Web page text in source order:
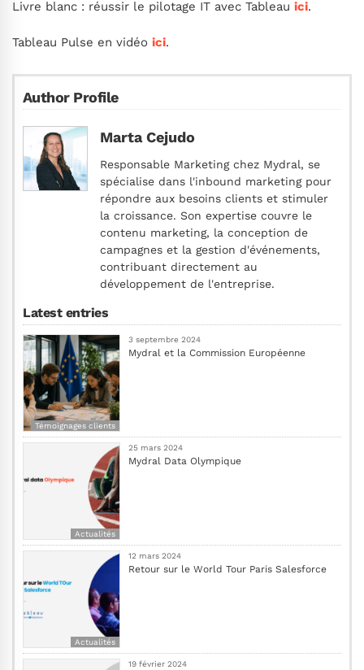
Livre blanc : réussir le pilotage IT avec Tableau ici.
Tableau Pulse en vidéo ici.
Author Profile
Marta Cejudo
Responsable Marketing chez Mydral, se
spécialise dans l'inbound marketing pour
répondre aux besoins clients et stimuler
la croissance. Son expertise couvre le
contenu marketing, la conception de
campagnes et la gestion d'événements,
contribuant directement au
développement de l'entreprise.
Latest entries
Témoignages clients
3 septembre 2024
Mydral et la Commission Européenne
Actualités
25 mars 2024
Mydral Data Olympique
Actualités
12 mars 2024
Retour sur le World Tour Paris Salesforce
19 février 2024